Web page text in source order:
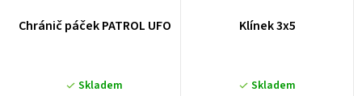
Chránič páček PATROL UFO
Skladem
Klínek 3x5
Skladem